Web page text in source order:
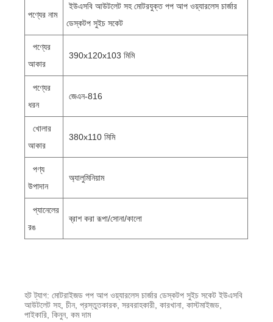
পণ্যের নাম
ইউএসবি আউটলেট সহ মোটরযুক্ত পপ আপ ওয়্যারলেস চার্জার
ডেস্কটপ সুইচ সকেট
পণ্যের
আকার
390x120x103 মিমি
পণ্যের
ধরন
জেএন-816
খোলার
আকার
380x110 মিমি
পণ্য
উপাদান
অ্যালুমিনিয়াম
প্যানেলের
রঙ
ব্রাশ করা রূপা/সোনা/কালো
হট ট্যাগ: মোটরাইজড পপ আপ ওয়্যারলেস চার্জার ডেস্কটপ সুইচ সকেট ইউএসবি
আউটলেট সহ, চীন, প্রস্তুতকারক, সরবরাহকারী, কারখানা, কাস্টমাইজড,
পাইকারি, কিনুন, কম দাম